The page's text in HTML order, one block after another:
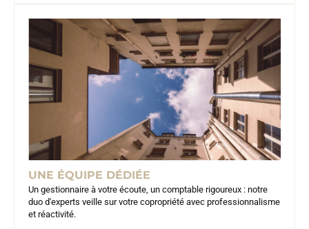
UNE ÉQUIPE DÉDIÉE
Un gestionnaire à votre écoute, un comptable rigoureux : notre
duo d'experts veille sur votre copropriété avec professionnalisme
et réactivité.